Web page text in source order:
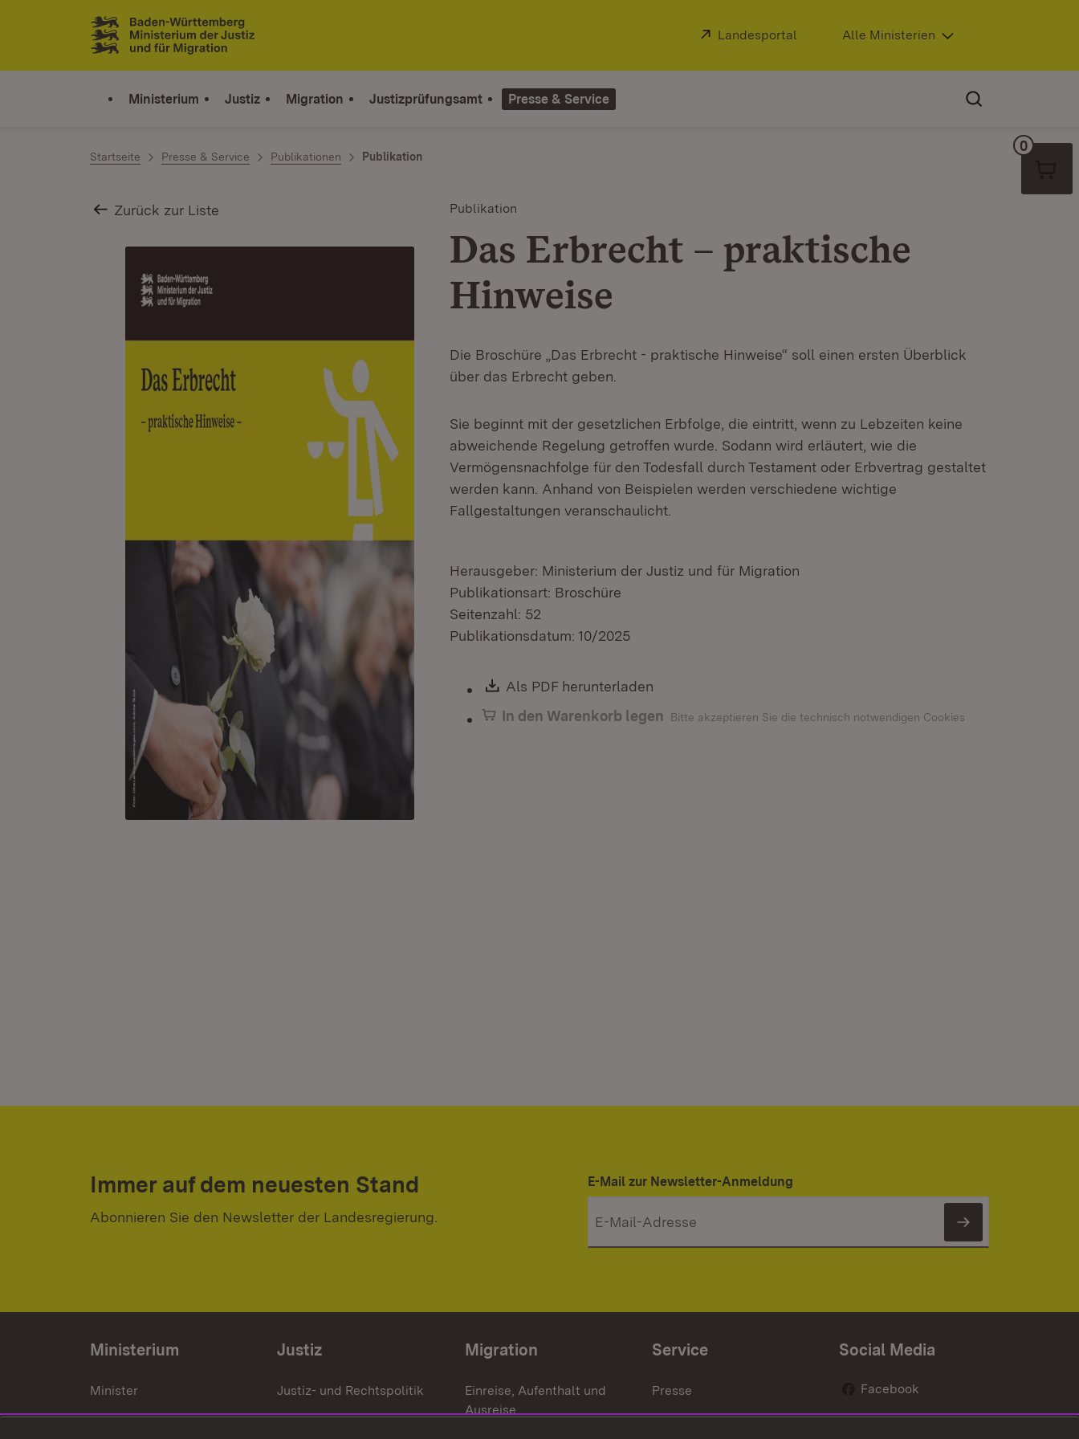
Zum Inhalt springen
Link zur Startseite
Extern:
Landesportal (Öffnet in neuem Fenster)
Alle Ministerien
Ministerium Justiz Migration Justizprüfungsamt Presse & Service
Startseite Presse & Service Publikationen Publikation
Zurück zur Liste Publikation
Das Erbrecht – praktische
Hinweise
Die Broschüre „Das Erbrecht - praktische Hinweise“ soll einen ersten Überblick
über das Erbrecht geben.
Sie beginnt mit der gesetzlichen Erbfolge, die eintritt, wenn zu Lebzeiten keine
abweichende Regelung getroffen wurde. Sodann wird erläutert, wie die
Vermögensnachfolge für den Todesfall durch Testament oder Erbvertrag gestaltet
werden kann. Anhand von Beispielen werden verschiedene wichtige
Fallgestaltungen veranschaulicht.
Herausgeber: Ministerium der Justiz und für Migration
Publikationsart: Broschüre
Seitenzahl: 52
Publikationsdatum: 10/2025
Download:
Als PDF herunterladen
In den Warenkorb legen
Bitte akzeptieren Sie die technisch notwendigen Cookies
0
Immer auf dem neuesten Stand
Abonnieren Sie den Newsletter der Landesregierung.
E-Mail zur Newsletter-Anmeldung
Newsletter
Ministerium
Minister
Staatssekrektär
Justiz
Justiz- und Rechtspolitik
Gerichte und
Migration
Einreise, Aufenthalt und
Ausreise
Service
Presse
Bürgerreferenten
Social Media
Facebook